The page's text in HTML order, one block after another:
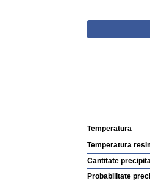
Temperatura
Temperatura
Cantitate
Probabilitate